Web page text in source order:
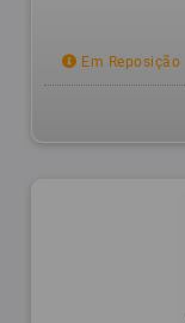
Em Reposição